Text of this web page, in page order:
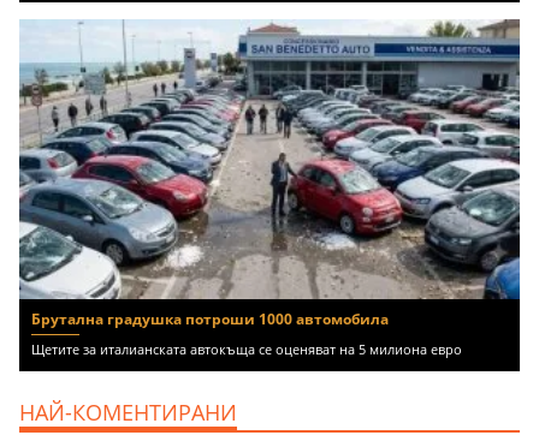
Брутална градушка потроши 1000 автомобила
Щетите за италианската автокъща се оценяват на 5 милиона евро
НАЙ-КОМЕНТИРАНИ